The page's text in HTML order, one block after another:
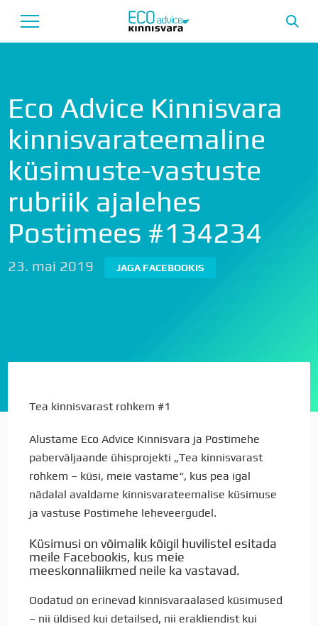
Uusarendused
Tutvustus
Teenused
Uudised
Meeskond
Eco Advice Kinnisvara
kinnisvarateemaline
küsimuste-vastuste
rubriik ajalehes
Postimees #134234
23. mai 2019 JAGA FACEBOOKIS
Tea kinnisvarast rohkem #1
Alustame Eco Advice Kinnisvara ja Postimehe
paberväljaande ühisprojekti „Tea kinnisvarast
rohkem – küsi, meie vastame“, kus pea igal
nädalal avaldame kinnisvarateemalise küsimuse
ja vastuse Postimehe leheveergudel.
Küsimusi on võimalik kõigil huvilistel esitada
meile Facebookis, kus meie
meeskonnaliikmed neile ka vastavad.
Oodatud on erinevad kinnisvaraalased küsimused
– nii üldised kui detailsed, nii erakliendist kui